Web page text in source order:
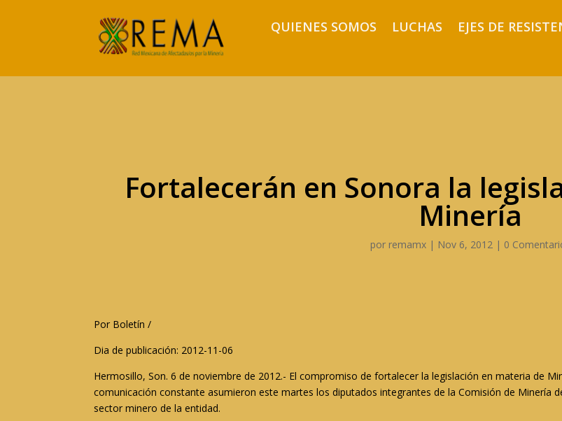
QUIENES SOMOS LUCHAS EJES DE
Fortalecerán en Sonora la
Minería
por remamx| Nov 6, 2012| 0
Por Boletín /
Dia de publicación: 2012-11-06
Hermosillo, Son. 6 de noviembre de 2012.- El compromiso de fortalecer la legislación en materia de
comunicación constante asumieron este martes los diputados integrantes de la Comisión de Minería
sector minero de la entidad.